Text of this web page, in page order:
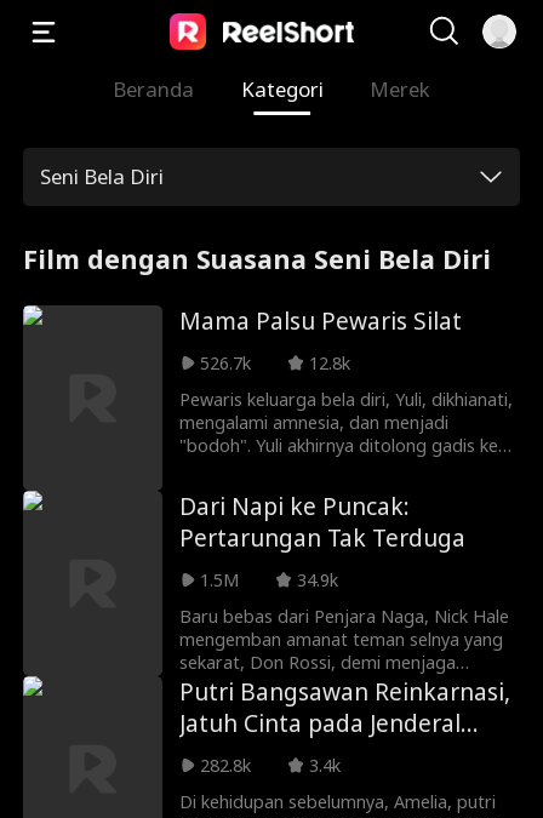
Beranda Kategori Merek
Seni Bela Diri
Film dengan Suasana Seni Bela Diri
Mama Palsu Pewaris Silat
526.7k
12.8k
Pewaris keluarga bela diri, Yuli, dikhianati,
mengalami amnesia, dan menjadi
"bodoh". Yuli akhirnya ditolong gadis kecil
menjadi ibu Sinta dan menikah dengan
Tito si "pincang", Yuli diam-diam mulai
membalas dendam, menunjukkan
perguruan warisan kakeknya.
Dari Napi ke Puncak:
Pertarungan Tak Terduga
1.5M
34.9k
Baru bebas dari Penjara Naga, Nick Hale
mengemban amanat teman selnya yang
sekarat, Don Rossi, demi menjaga
adiknya, Jade. Nick menyamar sebagai
petugas kebersihan dojo biasa. Namun,
saat Jade menghadapi tantangan duel
maut, Nick memutuskan turun tangan. Di
arena, ia akan mengguncang semua
orang dengan kekuatannya.
Putri Bangsawan Reinkarnasi,
Jatuh Cinta pada Jenderal
Perkasa
282.8k
3.4k
Di kehidupan sebelumnya, Amelia, putri